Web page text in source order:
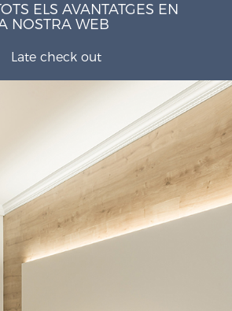
sansifree
ELS AVANTATGES EN
NOSTRA WEB
Late check out